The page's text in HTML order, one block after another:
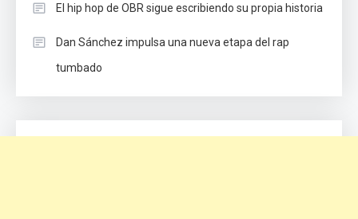
El hip hop de OBR sigue escribiendo su propia historia
Dan Sánchez impulsa una nueva etapa del rap
tumbado